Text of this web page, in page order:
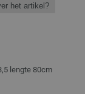
het artikel?
lengte 80cm